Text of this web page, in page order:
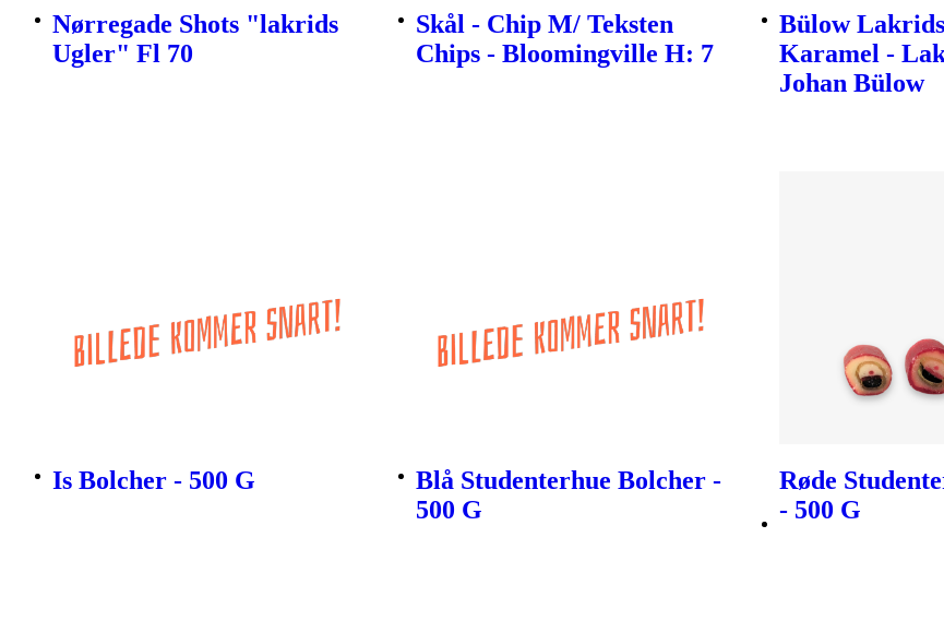
Nørregade Shots "lakrids
Ugler" Fl 70
Skål - Chip M/ Teksten
Chips - Bloomingville H: 7
Bülow
Karamel -
Johan Bülow
Is Bolcher - 500 G
Blå Studenterhue Bolcher -
500 G
Røde
- 500 G